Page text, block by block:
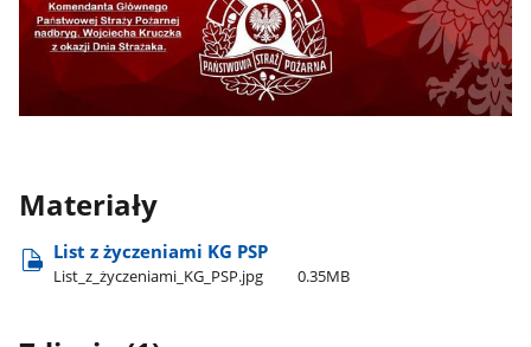
Materiały
List z życzeniami KG PSP
List​_z​_życzeniami​_KG​_PSP.jpg 0.35MB